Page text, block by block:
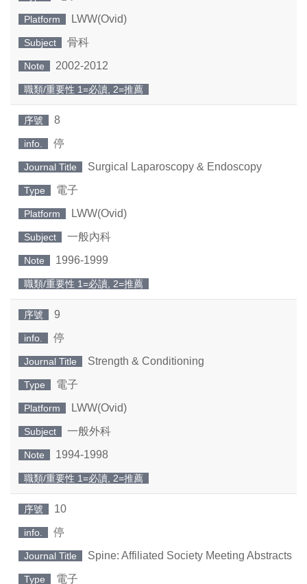
Platform LWW(Ovid)
Subject 骨科
Note 2002-2012
職類/重要性 1=必讀, 2=推薦
序號 8
info. 停
Journal Title Surgical Laparoscopy & Endoscopy
Type 電子
Platform LWW(Ovid)
Subject 一般內科
Note 1996-1999
職類/重要性 1=必讀, 2=推薦
序號 9
info. 停
Journal Title Strength & Conditioning
Type 電子
Platform LWW(Ovid)
Subject 一般外科
Note 1994-1998
職類/重要性 1=必讀, 2=推薦
序號 10
info. 停
Journal Title Spine: Affiliated Society Meeting Abstracts
Type 電子